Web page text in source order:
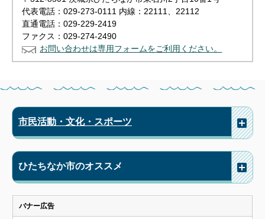
代表電話：029-273-0111 内線：22111、22112
直通電話：029-229-2419
ファクス：029-274-2490
お問い合わせは専用フォームをご利用ください。
市民活動・文化・スポーツ
ひたちなか市のオススメ
バナー広告